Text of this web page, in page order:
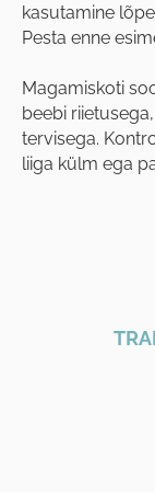
kasutamine
Pesta enne
Magamiskoti
beebi
tervisega.
liiga külm ega